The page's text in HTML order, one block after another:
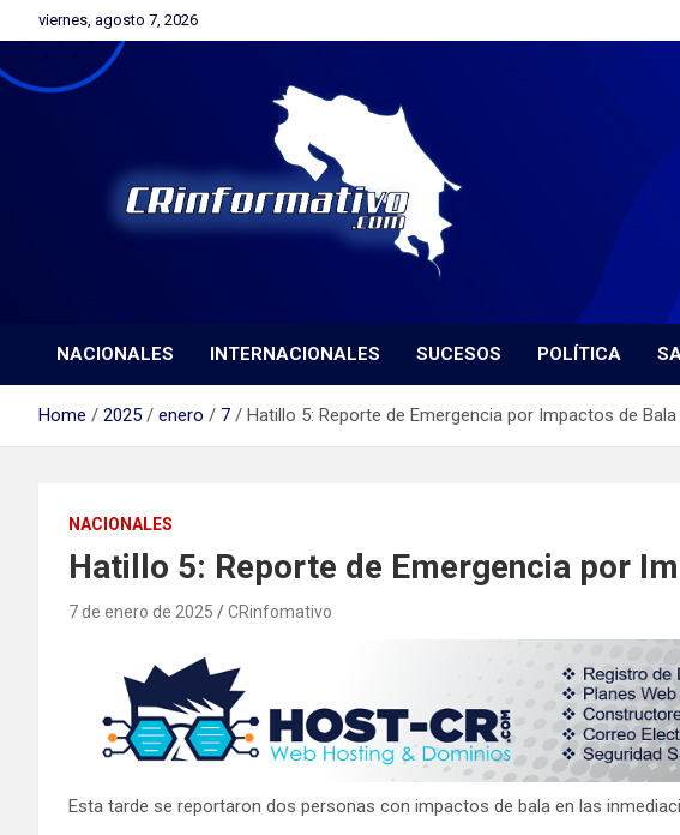
to
viernes, agosto 7, 2026
CRinformativo.com
NACIONALES INTERNACIONALES SUCESOS POLÍTICA
Home 2025 enero 7 Hatillo 5: Reporte de Emergencia por Impactos de Bala
NACIONALES
Hatillo 5: Reporte de Emergencia por
7 de enero de 2025 CRinfomativo
Esta tarde se reportaron dos personas con impactos de bala en las